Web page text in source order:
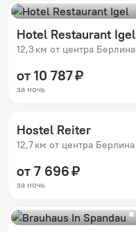
Hotel Restaurant Igel
12,3 км от центра Берлина
от 10 787 ₽
за ночь
Hostel Reiter
12,7 км от центра Берлина
от 7 696 ₽
за ночь